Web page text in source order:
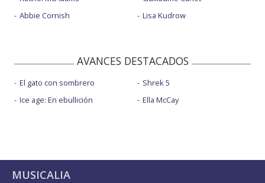
Abbie Cornish
Lisa Kudrow
AVANCES DESTACADOS
El gato con sombrero
Ice age: En ebullición
Shrek 5
Ella McCay
MUSICALIA